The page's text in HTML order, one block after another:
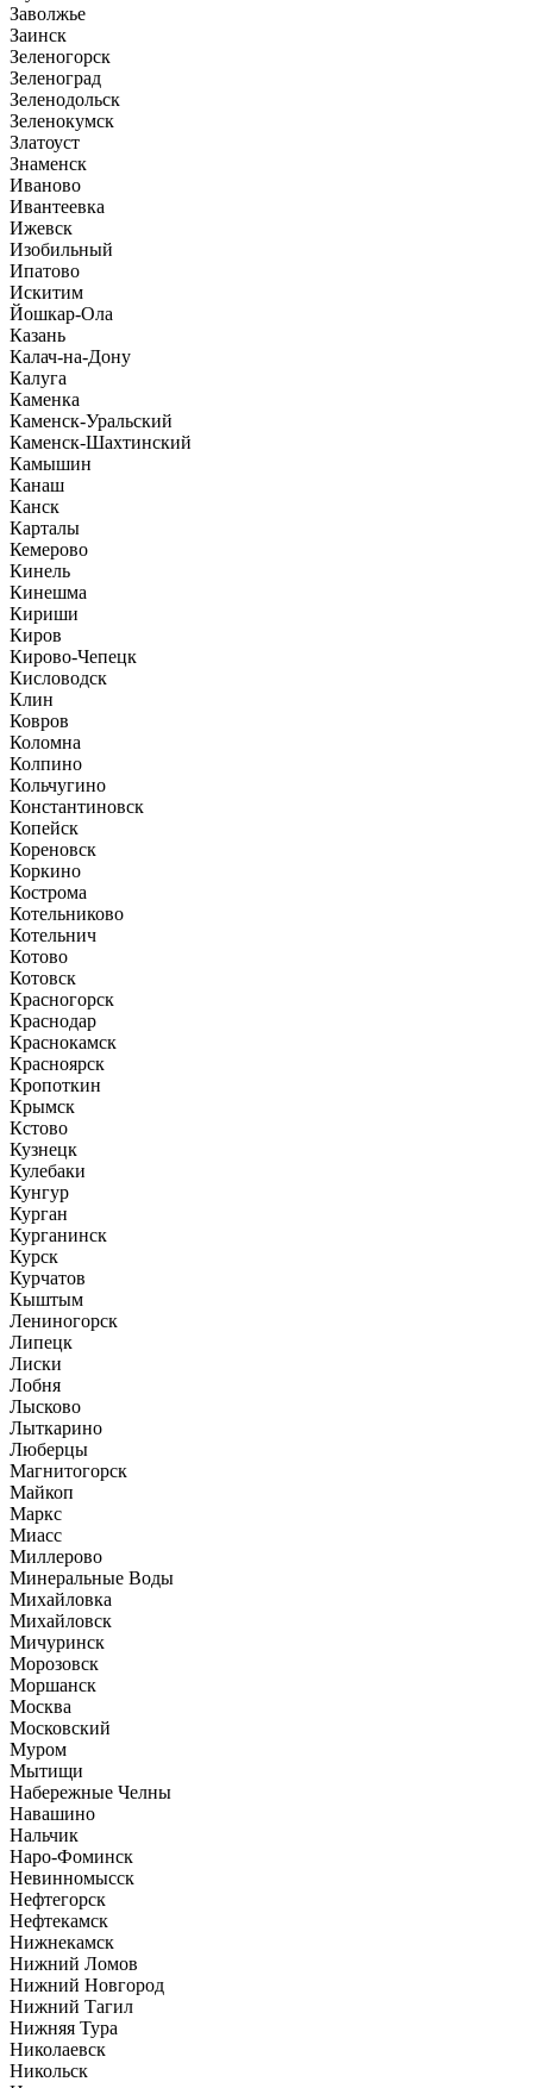
Заволжье
Заинск
Зеленогорск
Зеленоград
Зеленодольск
Зеленокумск
Златоуст
Знаменск
Иваново
Ивантеевка
Ижевск
Изобильный
Ипатово
Искитим
Йошкар-Ола
Казань
Калач-на-Дону
Калуга
Каменка
Каменск-Уральский
Каменск-Шахтинский
Камышин
Канаш
Канск
Карталы
Кемерово
Кинель
Кинешма
Кириши
Киров
Кирово-Чепецк
Кисловодск
Клин
Ковров
Коломна
Колпино
Кольчугино
Константиновск
Копейск
Кореновск
Коркино
Кострома
Котельниково
Котельнич
Котово
Котовск
Красногорск
Краснодар
Краснокамск
Красноярск
Кропоткин
Крымск
Кстово
Кузнецк
Кулебаки
Кунгур
Курган
Курганинск
Курск
Курчатов
Кыштым
Лениногорск
Липецк
Лиски
Лобня
Лысково
Лыткарино
Люберцы
Магнитогорск
Майкоп
Маркс
Миасс
Миллерово
Минеральные Воды
Михайловка
Михайловск
Мичуринск
Морозовск
Моршанск
Москва
Московский
Муром
Мытищи
Набережные Челны
Навашино
Нальчик
Наро-Фоминск
Невинномысск
Нефтегорск
Нефтекамск
Нижнекамск
Нижний Ломов
Нижний Новгород
Нижний Тагил
Нижняя Тура
Николаевск
Никольск